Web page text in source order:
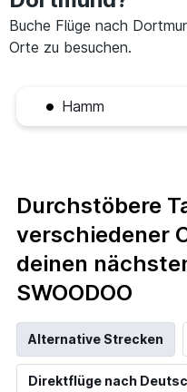
Buche Flüge nach
Orte zu besuchen.
Hamm
Durchstöbere
verschiedener
deinen
SWOODOO
Alternative Strecken
Direktflüge nach